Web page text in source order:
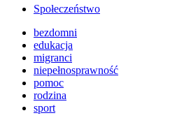
Społeczeństwo
bezdomni
edukacja
migranci
niepełnosprawność
pomoc
rodzina
sport